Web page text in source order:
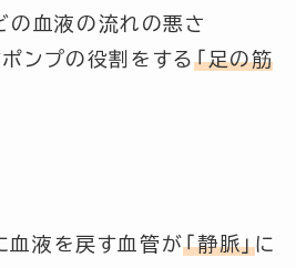
の血液の流れの悪さ
ンプの役割をする 「足の筋
血液を戻す血管が「静脈」に